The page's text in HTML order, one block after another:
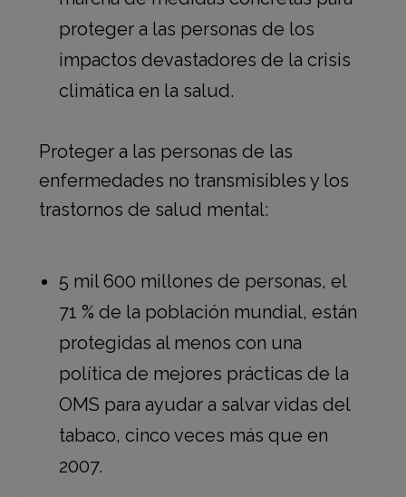
proteger a las personas de los
impactos devastadores de la crisis
climática en la salud.
Proteger a las personas de las
enfermedades no transmisibles y los
trastornos de salud mental:
5 mil 600 millones de personas, el
71 % de la población mundial, están
protegidas al menos con una
política de mejores prácticas de la
OMS para ayudar a salvar vidas del
tabaco, cinco veces más que en
2007.